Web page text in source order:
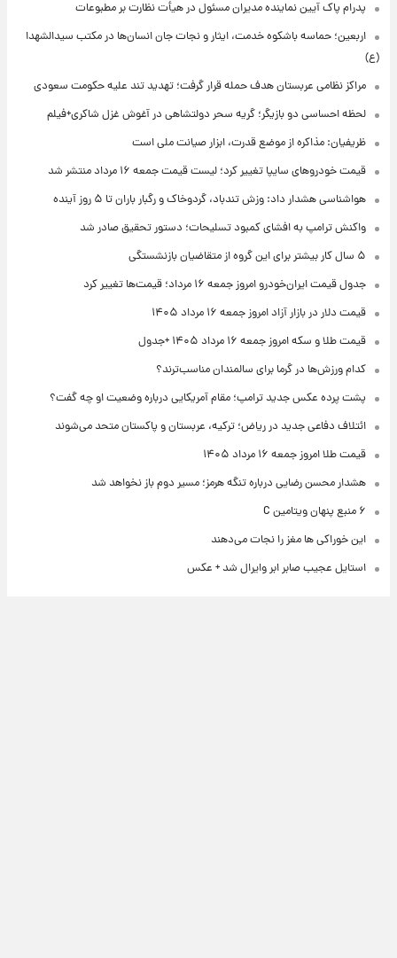
پدرام پاک آیین نماینده مدیران مسئول در هیأت نظارت بر مطبوعات
اربعین؛ حماسه باشکوه خدمت، ایثار و نجات جان انسان‌ها در مکتب سیدالشهدا
(ع)
مراکز نظامی عربستان هدف حمله قرار گرفت؛ تهدید تند علیه حکومت سعودی
لحظه احساسی دو بازیگر؛ گریه سحر دولتشاهی در آغوش غزل شاکری+فیلم
ظریفیان: مذاکره از موضع قدرت، ابزار صیانت ملی است
قیمت خودروهای سایپا تغییر کرد؛ لیست قیمت جمعه ۱۶ مرداد منتشر شد
هواشناسی هشدار داد: وزش تندباد، گردوخاک و رگبار باران تا ۵ روز آینده
واکنش ترامپ به افشای کمبود تسلیحات؛ دستور تحقیق صادر شد
۵ سال کار بیشتر برای این گروه از متقاضیان بازنشستگی
جدول قیمت ایران‌خودرو امروز جمعه ۱۶ مرداد؛ قیمت‌ها تغییر کرد
قیمت دلار در بازار آزاد امروز جمعه ۱۶ مرداد ۱۴۰۵
قیمت طلا و سکه امروز جمعه ۱۶ مرداد ۱۴۰۵ +جدول
کدام ورزش‌ها در گرما برای سالمندان مناسب‌ترند؟
پشت پرده عکس جدید ترامپ؛ مقام آمریکایی درباره وضعیت او چه گفت؟
ائتلاف دفاعی جدید در ریاض؛ ترکیه، عربستان و پاکستان متحد می‌شوند
قیمت طلا امروز جمعه ۱۶ مرداد ۱۴۰۵
هشدار محسن رضایی درباره تنگه هرمز؛ مسیر دوم باز نخواهد شد
۶ منبع پنهان ویتامین C
این خوراکی ها مغز را نجات می‌دهند
استایل عجیب صابر ابر وایرال شد + عکس